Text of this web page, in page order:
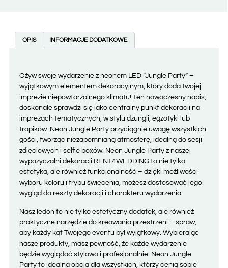
OPIS INFORMACJE DODATKOWE
Ożyw swoje wydarzenie z neonem LED “Jungle Party” –
wyjątkowym elementem dekoracyjnym, który doda twojej
imprezie niepowtarzalnego klimatu! Ten nowoczesny napis,
doskonale sprawdzi się jako centralny punkt dekoracji na
imprezach tematycznych, w stylu dżungli, egzotyki lub
tropików. Neon Jungle Party przyciągnie uwagę wszystkich
gości, tworząc niezapomnianą atmosferę, idealną do sesji
zdjęciowych i selfie boxów. Neon Jungle Party z naszej
wypożyczalni dekoracji RENT4WEDDING to nie tylko
estetyka, ale również funkcjonalność – dzięki możliwości
wyboru koloru i trybu świecenia, możesz dostosować jego
wygląd do reszty dekoracji i charakteru wydarzenia.
Nasz ledon to nie tylko estetyczny dodatek, ale również
praktyczne narzędzie do kreowania przestrzeni – spraw,
aby każdy kąt Twojego eventu był wyjątkowy. Wybierając
nasze produkty, masz pewność, że każde wydarzenie
będzie wyglądać stylowo i profesjonalnie. Neon Jungle
Party to idealna opcja dla wszystkich, którzy cenią sobie